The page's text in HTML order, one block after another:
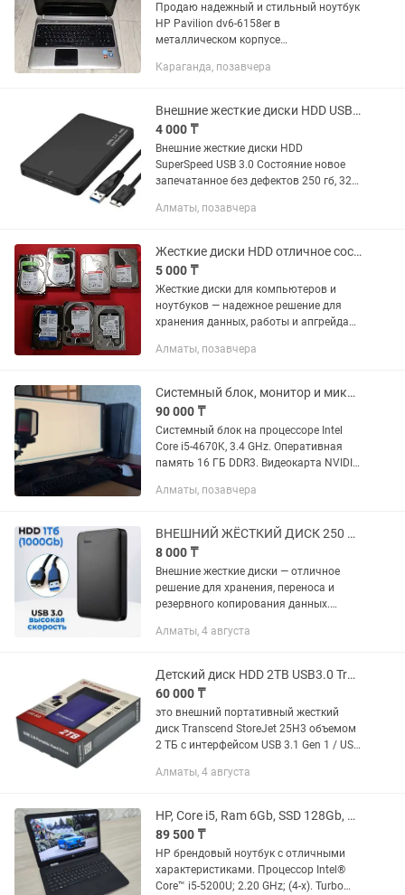
Продаю надежный и стильный ноутбук
HP Pavilion dv6-6158er в
металлическом корпусе
вариант для учебы, работы, просмотра
качественный,...
Караганда, позавчера
Внешние жесткие диски HDD USB 3.0
4 000 ₸
Внешние жесткие диски HDD
SuperSpeed USB 3.0 Состояние новое
запечатанное без дефектов 250 гб, 320
Алматы, позавчера
Жесткие диски HDD отличное состояние ПРОВЕРЕНЫ
5 000 ₸
Жесткие диски для компьютеров и
ноутбуков — надежное решение для
хранения данных, работы и апгрейда
проверены и готовы к использованию.
Алматы, позавчера
Системный блок, монитор и микрофон
90 000 ₸
Системный блок на процессоре Intel
Core i5-4670K, 3.4 GHz. Оперативная
память 16 ГБ DDR3. Видеокарта NVIDIA
современные игры на средних-высоких
Алматы, позавчера
ВНЕШНИЙ ЖЁСТКИЙ ДИСК 250 ГБ 1 ТБ Быстро Надежно Удобно
8 000 ₸
Внешние жесткие диски — отличное
решение для хранения, переноса и
резервного копирования данных.
офиса и бизнеса. ХАРАКТЕРИСТИКИ: •
Алматы, 4 августа
Детский диск HDD 2TB USB3.0 Transcend 2.5
60 000 ₸
это внешний портативный жесткий
диск Transcend StoreJet 25H3 объемом
2 ТБ с интерфейсом USB 3.1 Gen 1 / USB
Алматы, 4 августа
НР, Core i5, Ram 6Gb, SSD 128Gb, HDD 500Gb, AMD Radeon 2Gb, в идеале
89 500 ₸
HP брендовый ноутбук с отличными
характеристиками. Процессор Intel®
Core™ i5-5200U; 2.20 GHz; (4-х). Turbo